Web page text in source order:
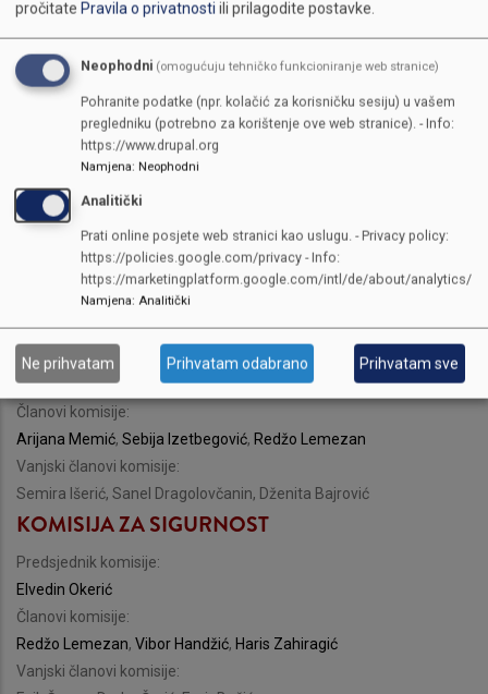
Kemal Čaušević, Nermin Hadžić, Hamed Hodžić
KOMISIJA ZA PROSTORNO UREĐENJE,
STAMBENO-KOMUNALNU POLITIKU,
INFRASTRUKTURU I ZAŠTITU OKOLIŠA
Predsjednik komisije:
Članovi komisije:
Sanela Klarić, Elza Gaković,Faruk Kapidžić
Vanjski članovi komisije:
Sedik Selmanović, Nihada Gadžo-Mujagić, Selma Tafro
KOMISIJA ZA RAD I SOCIJALNU POLITIKU
Predsjednik komisije:
Elza Gaković
Članovi komisije:
Arijana Memić, Sebija Izetbegović, Redžo Lemezan
Vanjski članovi komisije:
Semira Išerić, Sanel Dragolovčanin, Dženita Bajrović
KOMISIJA ZA SIGURNOST
Predsjednik komisije:
Elvedin Okerić
Članovi komisije:
Redžo Lemezan, Vibor Handžić, Haris Zahiragić
Vanjski članovi komisije:
pročitate Pravila o privatnostiili prilagodite postavke.
Neophodni (omogućuju tehničko funkcioniranje web stranice)
Pohranite podatke (npr. kolačić za korisničku sesiju) u vašem
pregledniku (potrebno za korištenje ove web stranice). - Info:
https://www.drupal.org
Namjena: Neophodni
Analitički
Prati online posjete web stranici kao uslugu. - Privacy policy:
https://policies.google.com/privacy - Info:
https://marketingplatform.google.com/intl/de/about/analytics/
Namjena: Analitički
Ne prihvatam Prihvatam odabrano Prihvatam sve